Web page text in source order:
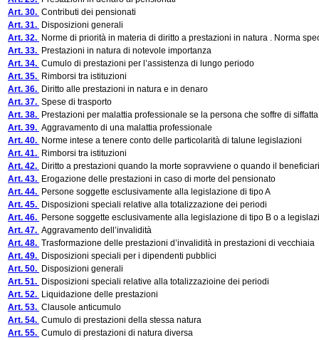
Art. 30. Contributi dei pensionati
Art. 31. Disposizioni generali
Art. 32. Norme di priorità in materia di diritto a prestazioni in natura . Norma
Art. 33. Prestazioni in natura di notevole importanza
Art. 34. Cumulo di prestazioni per l’assistenza di lungo periodo
Art. 35. Rimborsi tra istituzioni
Art. 36. Diritto alle prestazioni in natura e in denaro
Art. 37. Spese di trasporto
Art. 38. Prestazioni per malattia professionale se la persona che soffre di
Art. 39. Aggravamento di una malattia professionale
Art. 40. Norme intese a tenere conto delle particolarità di talune legislazioni
Art. 41. Rimborsi tra istituzioni
Art. 42. Diritto a prestazioni quando la morte sopravviene o quando il
Art. 43. Erogazione delle prestazioni in caso di morte del pensionato
Art. 44. Persone soggette esclusivamente alla legislazione di tipo A
Art. 45. Disposizioni speciali relative alla totalizzazione dei periodi
Art. 46. Persone soggette esclusivamente alla legislazione di tipo B o a
Art. 47. Aggravamento dell’invalidità
Art. 48. Trasformazione delle prestazioni d’invalidità in prestazioni di vecchiaia
Art. 49. Disposizioni speciali per i dipendenti pubblici
Art. 50. Disposizioni generali
Art. 51. Disposizioni speciali relative alla totalizzazioine dei periodi
Art. 52. Liquidazione delle prestazioni
Art. 53. Clausole anticumulo
Art. 54. Cumulo di prestazioni della stessa natura
Art. 55. Cumulo di prestazioni di natura diversa